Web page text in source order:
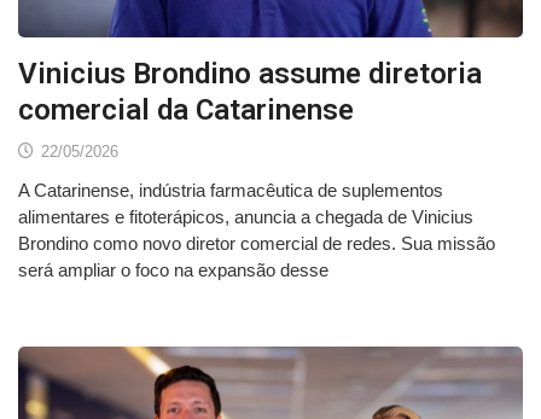
Vinicius Brondino assume diretoria
comercial da Catarinense
22/05/2026
A Catarinense, indústria farmacêutica de suplementos
alimentares e fitoterápicos, anuncia a chegada de Vinicius
Brondino como novo diretor comercial de redes. Sua missão
será ampliar o foco na expansão desse